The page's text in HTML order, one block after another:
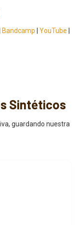
Bandcamp YouTube
Sintéticos
guardando nuestra